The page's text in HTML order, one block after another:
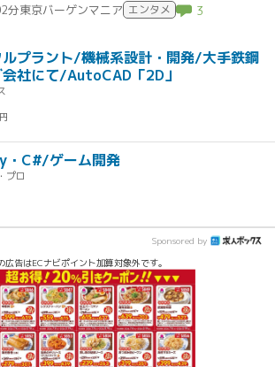
分東京バーゲンマニア エンタメ 3
ついてポスト
事についてFacebookでシェ
プラント/機械系設計・開発/大手鉄鋼
社にて/AutoCAD「2D」
C#/ゲーム開発
プロ
Sponsored by
広告はECナビポイント加算対象外です。